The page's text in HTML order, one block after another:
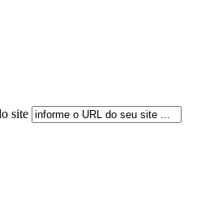
site